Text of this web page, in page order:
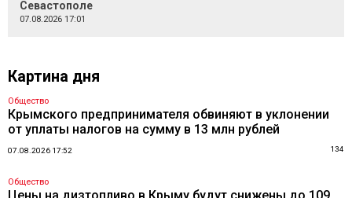
Севастополе
07.08.2026 17:01
Картина дня
Общество
Крымского предпринимателя обвиняют в уклонении
от уплаты налогов на сумму в 13 млн рублей
07.08.2026 17:52 134
Общество